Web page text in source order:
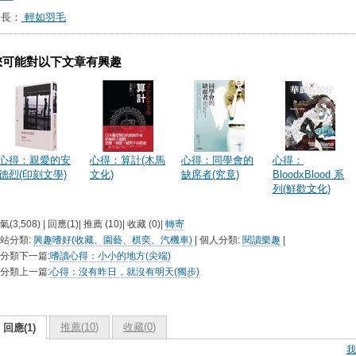
： 輕如羽毛
可能對以下文章有興趣
得：親愛的安
烈(印刻文學)
心得：算計(木馬
文化)
心得：同學會的
缺席者(究竟)
心得：
BloodxBlood 系
列(鮮歡文化)
(3,508) | 回應(1)| 推薦 (10)| 收藏 (0)| 轉寄
分類: 興趣嗜好(收藏、園藝、棋奕、汽機車) | 個人分類: 閱讀樂趣
類下一篇:嗜讀心得：小小的地方(尖端)
類上一篇:心得：沒有昨日，就沒有明天(獨步)
回應(1) 推薦(10) 收藏(0)